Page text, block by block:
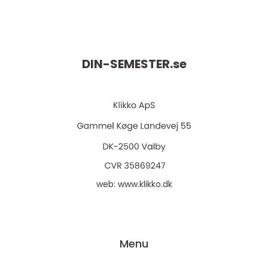
DIN-SEMESTER.se
web: www.klikko.dk
Menu